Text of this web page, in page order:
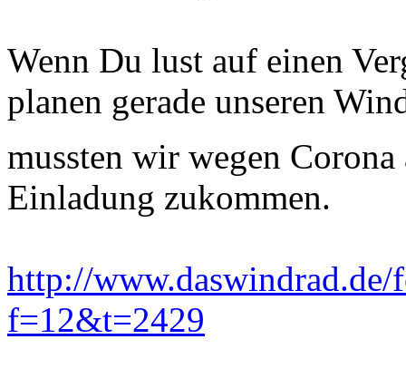
Wenn Du lust auf einen
planen gerade unseren
mussten wir wegen Corona
Einladung zukommen.
http://
f=12&t=2429